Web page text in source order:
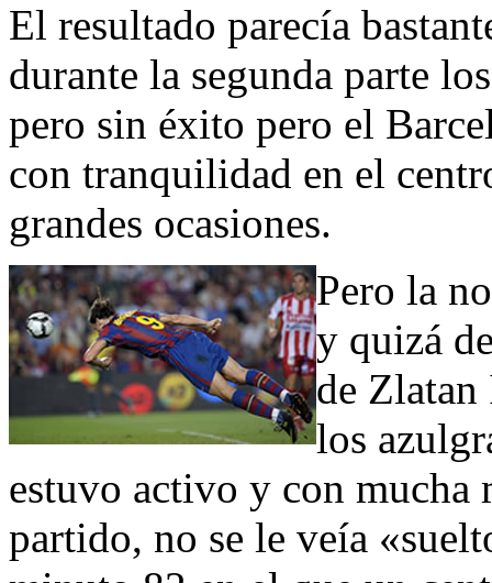
El resultado parecía
durante la segunda parte
pero sin éxito pero el
con tranquilidad en el
grandes ocasiones.
Pero la
y quizá
de
los
estuvo activo y con
partido, no se le veía